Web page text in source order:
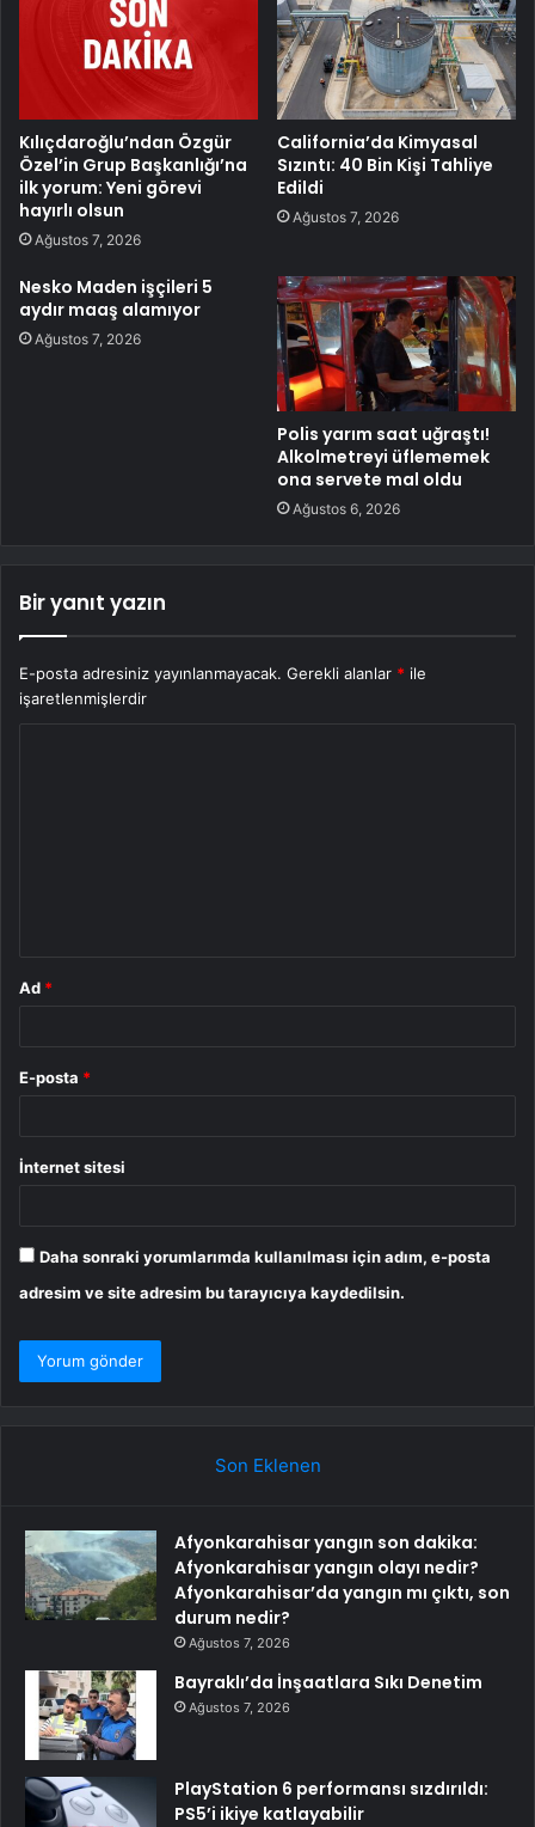
Kılıçdaroğlu’ndan Özgür
Özel’in Grup Başkanlığı’na
ilk yorum: Yeni görevi
hayırlı olsun
Ağustos 7, 2026
California’da Kimyasal
Sızıntı: 40 Bin Kişi Tahliye
Edildi
Ağustos 7, 2026
Nesko Maden işçileri 5
aydır maaş alamıyor
Ağustos 7, 2026
Polis yarım saat uğraştı!
Alkolmetreyi üflememek
ona servete mal oldu
Ağustos 6, 2026
Bir yanıt yazın
E-posta adresiniz yayınlanmayacak. Gerekli alanlar * ile
işaretlenmişlerdir
Ad *
E-posta *
İnternet sitesi
Daha sonraki yorumlarımda kullanılması için adım, e-posta
adresim ve site adresim bu tarayıcıya kaydedilsin.
Son Eklenen
Afyonkarahisar yangın son dakika:
Afyonkarahisar yangın olayı nedir?
Afyonkarahisar’da yangın mı çıktı, son
durum nedir?
Ağustos 7, 2026
Bayraklı’da İnşaatlara Sıkı Denetim
Ağustos 7, 2026
PlayStation 6 performansı sızdırıldı:
PS5’i ikiye katlayabilir